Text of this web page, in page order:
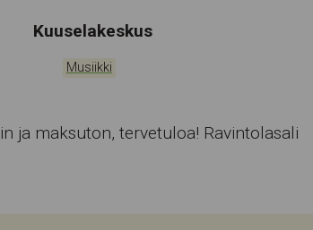
Tapahtumapaikka:
Kuuselakeskus
Kategoriat:
Musiikki
ja maksuton, tervetuloa! Ravintolasali